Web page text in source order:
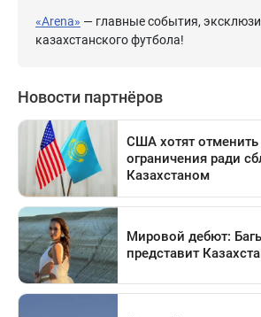
«Arena» — главные события,
казахстанского футбола!